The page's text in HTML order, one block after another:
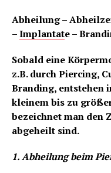
Abheilung –
–Implantate –
Sobald eine
z.B. durch Piercing,
Branding, entstehen
kleinem bis zu
bezeichnet man den
abgeheilt sind.
1. Abheilung beim